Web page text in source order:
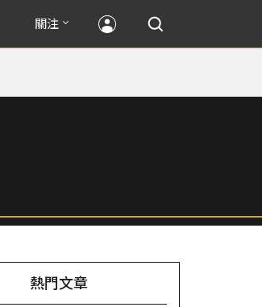
關注
熱門文章